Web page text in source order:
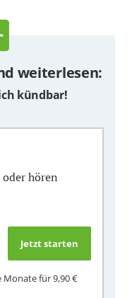
weiterlesen:
kündbar!
hören
Monate für9,90 €